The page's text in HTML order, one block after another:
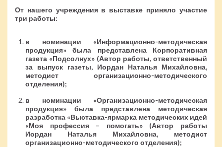
От нашего учреждения в выставке приняло участие
три работы:
в номинации «Информационно-методическая
продукция» была представлена Корпоративная
газета «Подсолнух» (Автор работы, ответственный
за выпуск газеты, Иордан Наталья Михайловна,
методист организационно-методического
отделения);
в номинации «Организационно-методическая
продукция» была представлена методическая
разработка «Выставка-ярмарка методических идей
«Моя профессия – помогать» (Автор работы
Иордан Наталья Михайловна, методист
организационно-методического отделения);